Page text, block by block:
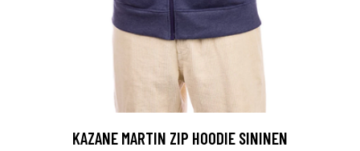
KAZANE MARTIN ZIP HOODIE SININEN